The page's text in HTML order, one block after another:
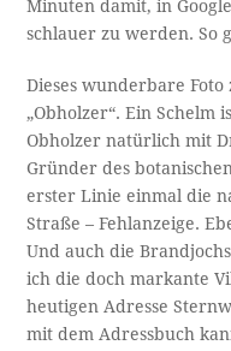
Minuten damit, in
schlauer zu werden. So
Dieses wunderbare
„Obholzer“. Ein Schelm
Obholzer natürlich mit
Gründer des
erster Linie einmal die
Straße – Fehlanzeige.
Und auch die
ich die doch markante
heutigen Adresse
mit dem Adressbuch